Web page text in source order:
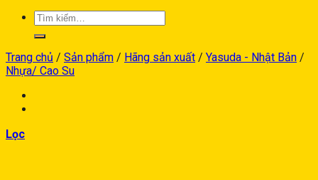
Trang chủ / Sản phẩm / Hãng sản xuất / Yasuda - Nhật Bản /
Nhựa/ Cao Su
Lọc